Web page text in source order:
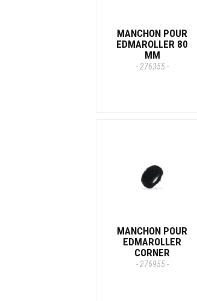
MANCHON POUR
EDMAROLLER 80
MM
- 276355 -
MANCHON POUR
EDMAROLLER
CORNER
- 276955 -